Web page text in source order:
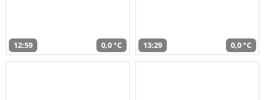
12:59 0,0 °C 13:29 0,0 °C